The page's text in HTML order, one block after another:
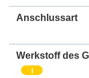
Anschlussart
Werkstoff des
i